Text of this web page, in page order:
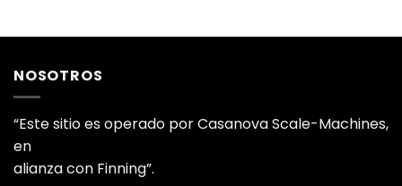
NOSOTROS
“Este sitio es operado por Casanova Scale-Machines,
en
alianza con Finning”.